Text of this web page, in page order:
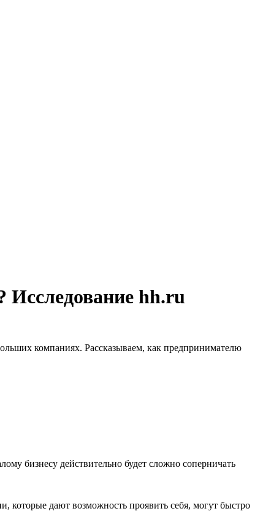
hh.ru
компаниях. Рассказываем, как предпринимателю
бизнесу действительно будет сложно соперничать
которые дают возможность проявить себя, могут быстро